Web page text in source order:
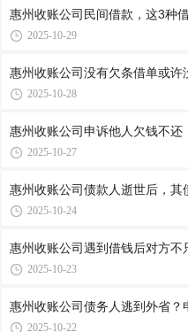
惠州收账公司​民间借款，这3种
2025-10-29
惠州收账公司​没有欠条借单或许
2025-10-28
惠州收账公司​申诉他人欠钱不还
2025-10-27
惠州收账公司​债款人逝世后，其
2025-10-24
惠州收账公司​遇到借钱后对方不
2025-10-23
惠州收账公司​债务人逃到外省？
2025-10-22